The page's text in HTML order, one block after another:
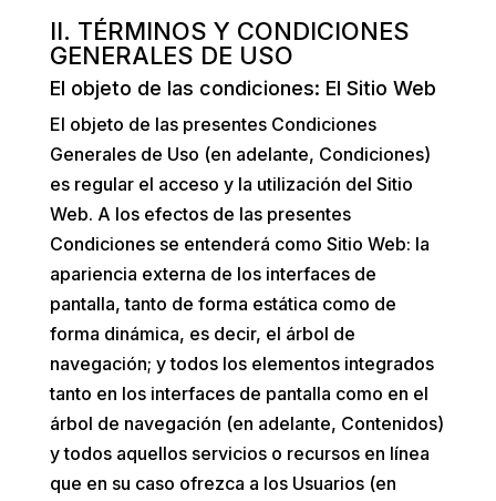
II. TÉRMINOS Y CONDICIONES
GENERALES DE USO
El objeto de las condiciones: El Sitio Web
El objeto de las presentes Condiciones
Generales de Uso (en adelante, Condiciones)
es regular el acceso y la utilización del Sitio
Web. A los efectos de las presentes
Condiciones se entenderá como Sitio Web: la
apariencia externa de los interfaces de
pantalla, tanto de forma estática como de
forma dinámica, es decir, el árbol de
navegación; y todos los elementos integrados
tanto en los interfaces de pantalla como en el
árbol de navegación (en adelante, Contenidos)
y todos aquellos servicios o recursos en línea
que en su caso ofrezca a los Usuarios (en